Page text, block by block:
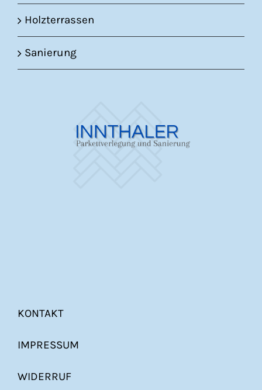
Holzterrassen
Sanierung
KONTAKT
IMPRESSUM
WIDERRUF